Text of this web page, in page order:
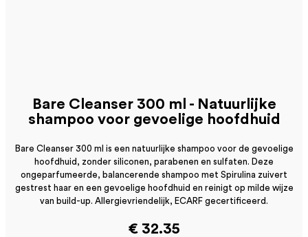
Bare Cleanser 300 ml - Natuurlijke
shampoo voor gevoelige hoofdhuid
Bare Cleanser 300 ml is een natuurlijke shampoo voor de gevoelige
hoofdhuid, zonder siliconen, parabenen en sulfaten. Deze
ongeparfumeerde, balancerende shampoo met Spirulina zuivert
gestrest haar en een gevoelige hoofdhuid en reinigt op milde wijze
van build-up. Allergievriendelijk, ECARF gecertificeerd.
€ 32.35